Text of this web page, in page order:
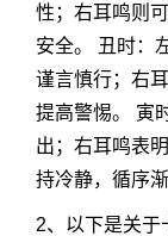
性；右耳鸣则
安全。 丑时：
谨言慎行；右
提高警惕。 寅
出；右耳鸣表
持冷静，循序渐
2、以下是关于